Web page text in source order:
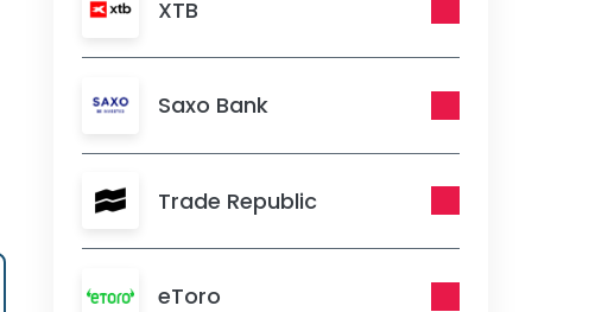
XTB
Saxo Bank
Trade Republic
eToro